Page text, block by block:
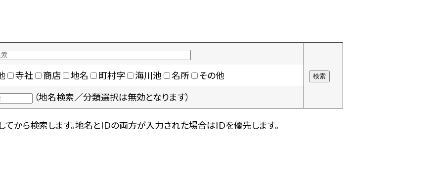
寺社 商店 地名 町村字 海川池 名所
その他
（地名検索／分類選択は無効となります）
から検索します。地名とIDの両方が入力された場合はIDを優先します。